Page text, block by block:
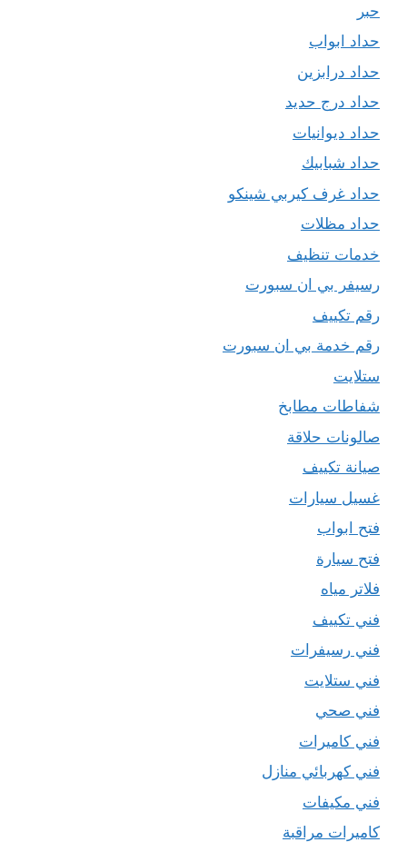
حبر
حداد ابواب
حداد درابزين
حداد درج حديد
حداد ديوانيات
حداد شبابيك
حداد غرف كيربي شينكو
حداد مظلات
خدمات تنظيف
رسيفر بي ان سبورت
رقم تكييف
رقم خدمة بي ان سبورت
ستلايت
شفاطات مطابخ
صالونات حلاقة
صيانة تكييف
غسيل سيارات
فتح ابواب
فتح سيارة
فلاتر مياه
فني تكييف
فني رسيفرات
فني ستلايت
فني صحي
فني كاميرات
فني كهربائي منازل
فني مكيفات
كاميرات مراقبة